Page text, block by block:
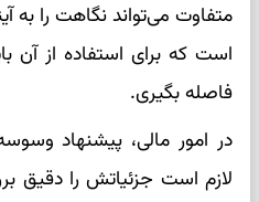
متفاوت می‌تواند نگاهت را به
است که برای استفاده از آن
فاصله بگیری.
در امور مالی، پیشنهاد
لازم است جزئیاتش را